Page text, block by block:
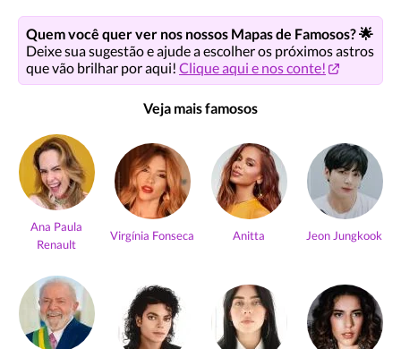
Quem você quer ver nos nossos Mapas de Famosos? 🌟
Deixe sua sugestão e ajude a escolher os próximos astros
que vão brilhar por aqui! Clique aqui e nos conte!
Veja mais famosos
Ana Paula
Renault
Virgínia Fonseca Anitta Jeon Jungkook